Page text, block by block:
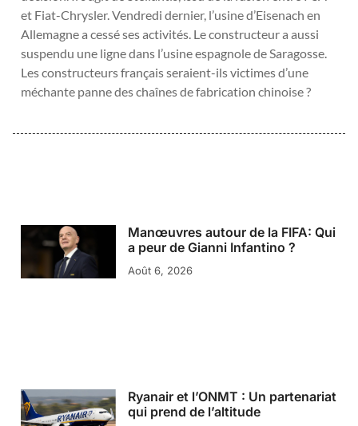
et Fiat-Chrysler. Vendredi dernier, l’usine d’Eisenach en
Allemagne a cessé ses activités. Le constructeur a aussi
suspendu une ligne dans l’usine espagnole de Saragosse.
Les constructeurs français seraient-ils victimes d’une
méchante panne des chaînes de fabrication chinoise ?
Manœuvres autour de la FIFA: Qui
a peur de Gianni Infantino ?
Août 6, 2026
Ryanair et l’ONMT : Un partenariat
qui prend de l’altitude